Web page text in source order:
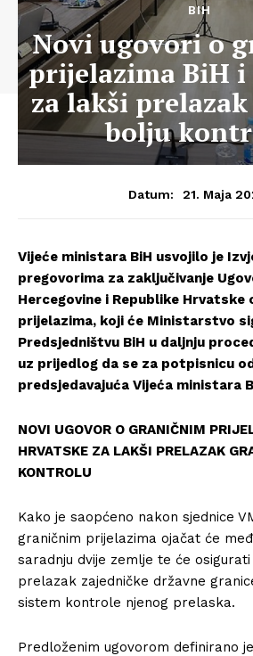
BIH
Novi ugovori o
prijelazima BiH
za lakši
bolju
Datum: 21. Maja
Vijeće ministara BiH usvojilo je
pregovorima za zaključivanje
Hercegovine i Republike Hrvatske
prijelazima, koji će Ministarstvo
Predsjedništvu BiH u daljnju
uz prijedlog da se za potpisnicu
predsjedavajuća Vijeća ministara
NOVI UGOVOR O GRANIČNIM
HRVATSKE ZA LAKŠI PRELAZAK
KONTROLU
Kako je saopćeno nakon sjednice
graničnim prijelazima ojačat će
saradnju dvije zemlje te će
prelazak zajedničke državne
sistem kontrole njenog prelaska.
Predloženim ugovorom definirano